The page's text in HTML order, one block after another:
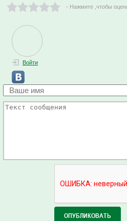
- Нажмите ,чтобы
Войти